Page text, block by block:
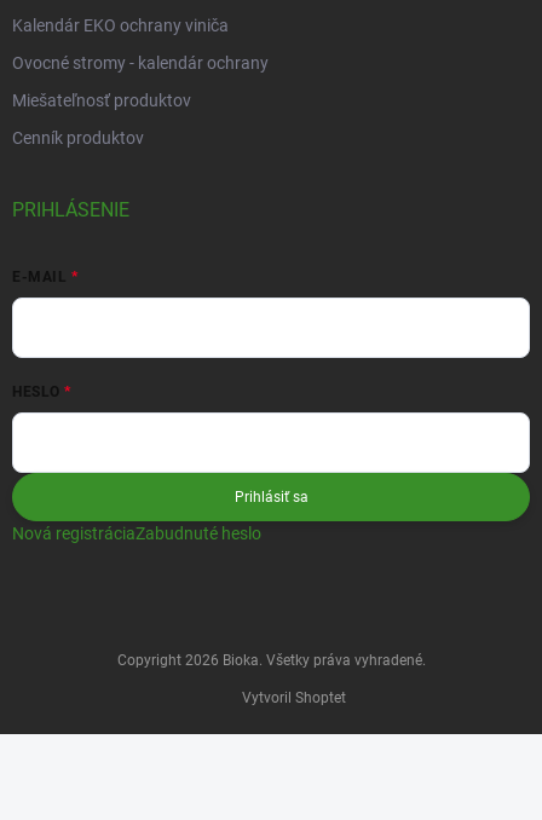
Kalendár EKO ochrany viniča
Ovocné stromy - kalendár ochrany
Miešateľnosť produktov
Cenník produktov
PRIHLÁSENIE
E-MAIL
HESLO
Prihlásiť sa
Nová registráciaZabudnuté heslo
Vytvoril Shoptet
Copyright 2026 Bioka. Všetky práva vyhradené.